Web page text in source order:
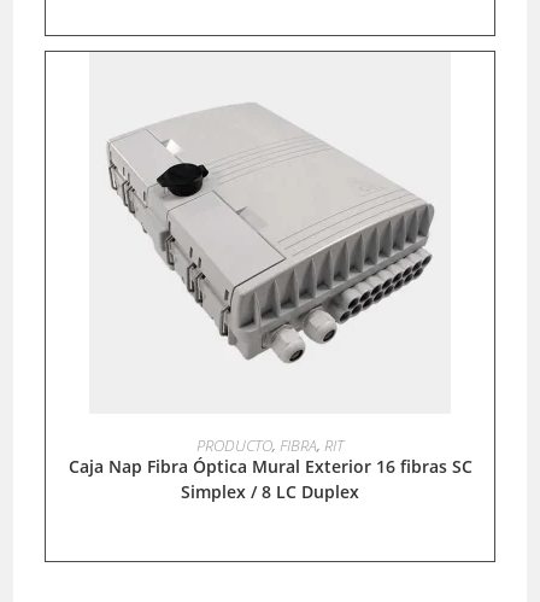
LEER MÁS
PRODUCTO, FIBRA, RIT
Caja Nap Fibra Óptica Mural Exterior 16 fibras SC
Simplex / 8 LC Duplex